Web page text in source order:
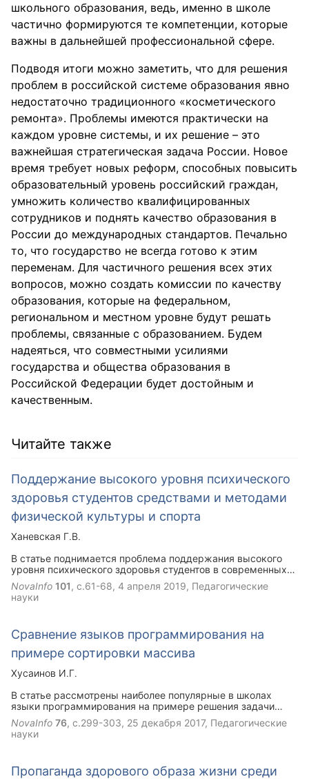
школьного образования, ведь, именно в школе
частично формируются те компетенции, которые
важны в дальнейшей профессиональной сфере.
Подводя итоги можно заметить, что для решения
проблем в российской системе образования явно
недостаточно традиционного «косметического
ремонта». Проблемы имеются практически на
каждом уровне системы, и их решение – это
важнейшая стратегическая задача России. Новое
время требует новых реформ, способных повысить
образовательный уровень российский граждан,
умножить количество квалифицированных
сотрудников и поднять качество образования в
России до международных стандартов. Печально
то, что государство не всегда готово к этим
переменам. Для частичного решения всех этих
вопросов, можно создать комиссии по качеству
образования, которые на федеральном,
региональном и местном уровне будут решать
проблемы, связанные с образованием. Будем
надеяться, что совместными усилиями
государства и общества образования в
Российской Федерации будет достойным и
качественным.
Читайте также
Поддержание высокого уровня психического
здоровья студентов средствами и методами
физической культуры и спорта
Ханевская Г.В.
В статье поднимается проблема поддержания высокого
уровня психического здоровья студентов в современных
условиях. Рассматривается влияние занятий физической
культурой и спортом на психическое состояние молодежи.
Предлагаются методы развития мотивации к
NovaInfo 101 , с.61-68, 4 апреля 2019, Педагогические
науки
Сравнение языков программирования на
примере сортировки массива
Хусаинов И.Г.
В статье рассмотрены наиболее популярные в школах
языки программирования на примере решения задачи
сортировки одномерного массива. Подробно объясняются
используемые в программах функции, операторы и другие
элементы.
NovaInfo 76, с.299-303, 25 декабря 2017, Педагогические
науки
Пропаганда здорового образа жизни среди